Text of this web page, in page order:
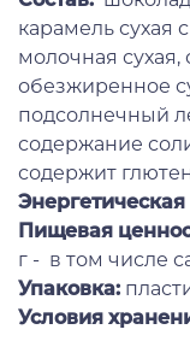
карамель
молочная
обезжиренное
подсолнечный
содержание
содержит
Пищевая
г - в том числе
Упаковка:
Условия